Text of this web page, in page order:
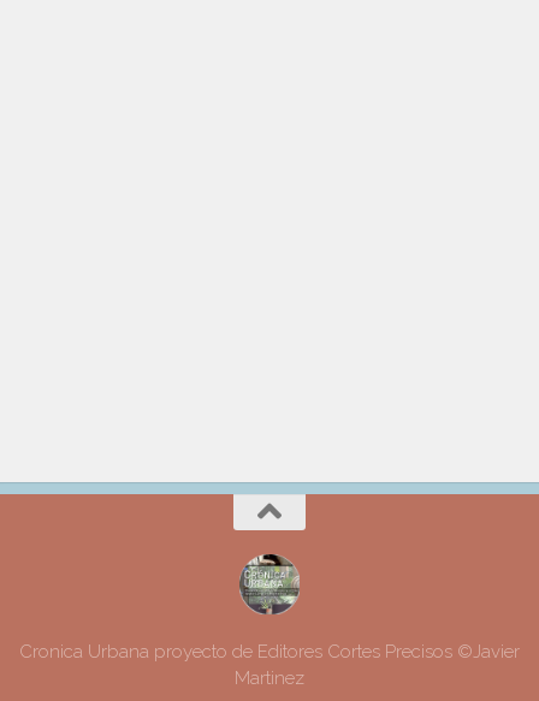
Cronica Urbana proyecto de Editores Cortes Precisos ©Javier
Martinez